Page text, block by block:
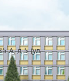
А, д 5 (ул.